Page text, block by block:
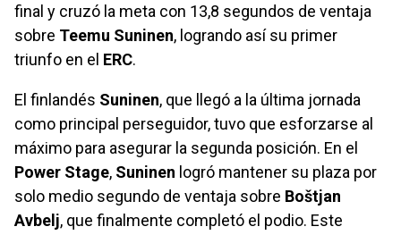
final y cruzó la meta con 13,8 segundos de ventaja
sobre Teemu Suninen, logrando así su primer
triunfo en el ERC.
El finlandés Suninen, que llegó a la última jornada
como principal perseguidor, tuvo que esforzarse al
máximo para asegurar la segunda posición. En el
Power Stage, Suninen logró mantener su plaza por
solo medio segundo de ventaja sobre Boštjan
Avbelj, que finalmente completó el podio. Este